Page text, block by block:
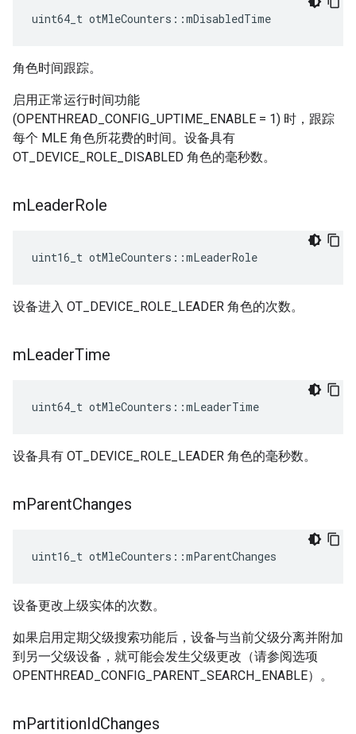
uint64_t otMleCounters ::mDisabledTime
角色时间跟踪。
启用正常运行时间功能
(OPENTHREAD_CONFIG_UPTIME_ENABLE = 1) 时，跟踪
每个 MLE 角色所花费的时间。设备具有
OT_DEVICE_ROLE_DISABLED 角色的毫秒数。
mLeaderRole
uint16_t otMleCounters ::mLeaderRole
设备进入 OT_DEVICE_ROLE_LEADER 角色的次数。
mLeaderTime
uint64_t otMleCounters ::mLeaderTime
设备具有 OT_DEVICE_ROLE_LEADER 角色的毫秒数。
mParentChanges
uint16_t otMleCounters ::mParentChanges
设备更改上级实体的次数。
如果启用定期父级搜索功能后，设备与当前父级分离并附加
到另一父级设备，就可能会发生父级更改（请参阅选项
OPENTHREAD_CONFIG_PARENT_SEARCH_ENABLE）。
mPartitionIdChanges